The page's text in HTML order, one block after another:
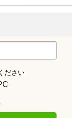
ださい